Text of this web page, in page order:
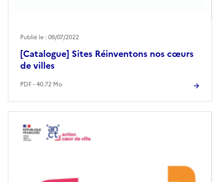
[Catalogue] Sites Réinventons nos cœurs
de villes
Publié le : 06/07/2022
PDF - 40.72 Mo